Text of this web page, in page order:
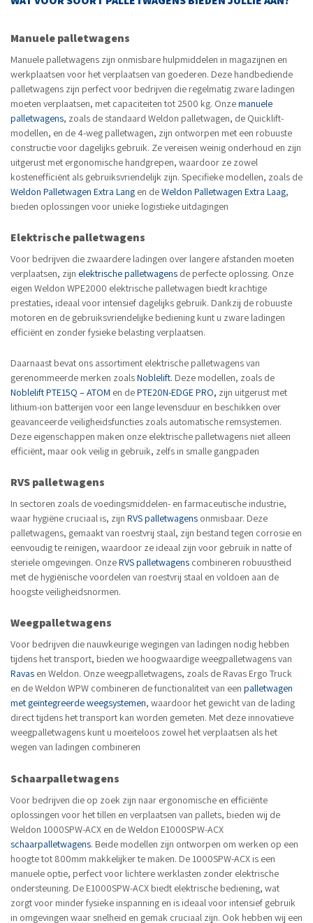
Manuele palletwagens
Manuele palletwagens zijn onmisbare hulpmiddelen in magazijnen en
werkplaatsen voor het verplaatsen van goederen. Deze handbediende
palletwagens zijn perfect voor bedrijven die regelmatig zware ladingen
moeten verplaatsen, met capaciteiten tot 2500 kg. Onzemanuele
palletwagens, zoals de standaard Weldon palletwagen, de Quicklift-
modellen, en de 4-weg palletwagen, zijn ontworpen met een robuuste
constructie voor dagelijks gebruik. Ze vereisen weinig onderhoud en zijn
uitgerust met ergonomische handgrepen, waardoor ze zowel
kostenefficiënt als gebruiksvriendelijk zijn. Specifieke modellen, zoals de
Weldon Palletwagen Extra Lang en deWeldon Palletwagen Extra Laag,
bieden oplossingen voor unieke logistieke uitdagingen
Elektrische palletwagens
Voor bedrijven die zwaardere ladingen over langere afstanden moeten
verplaatsen, zijn elektrische palletwagens de perfecte oplossing. Onze
eigen Weldon WPE2000 elektrische palletwagen biedt krachtige
prestaties, ideaal voor intensief dagelijks gebruik. Dankzij de robuuste
motoren en de gebruiksvriendelijke bediening kunt u zware ladingen
efficiënt en zonder fysieke belasting verplaatsen.
Daarnaast bevat ons assortiment elektrische palletwagens van
gerenommeerde merken zoalsNoblelift. Deze modellen, zoals de
Noblelift PTE15Q – ATOM en dePTE20N-EDGE PRO, zijn uitgerust met
lithium-ion batterijen voor een lange levensduur en beschikken over
geavanceerde veiligheidsfuncties zoals automatische remsystemen.
Deze eigenschappen maken onze elektrische palletwagens niet alleen
efficiënt, maar ook veilig in gebruik, zelfs in smalle gangpaden
RVS palletwagens
In sectoren zoals de voedingsmiddelen- en farmaceutische industrie,
waar hygiëne cruciaal is, zijn RVS palletwagens onmisbaar. Deze
palletwagens, gemaakt van roestvrij staal, zijn bestand tegen corrosie en
eenvoudig te reinigen, waardoor ze ideaal zijn voor gebruik in natte of
steriele omgevingen. OnzeRVS palletwagens combineren robuustheid
met de hygiënische voordelen van roestvrij staal en voldoen aan de
hoogste veiligheidsnormen.
Weegpalletwagens
Voor bedrijven die nauwkeurige wegingen van ladingen nodig hebben
tijdens het transport, bieden we hoogwaardige weegpalletwagens van
Ravas en Weldon. Onze weegpalletwagens, zoals de Ravas Ergo Truck
en de Weldon WPW combineren de functionaliteit van een palletwagen
met geïntegreerde weegsystemen, waardoor het gewicht van de lading
direct tijdens het transport kan worden gemeten. Met deze innovatieve
weegpalletwagens kunt u moeiteloos zowel het verplaatsen als het
wegen van ladingen combineren
Schaarpalletwagens
Voor bedrijven die op zoek zijn naar ergonomische en efficiënte
oplossingen voor het tillen en verplaatsen van pallets, bieden wij de
Weldon 1000SPW-ACX en de Weldon E1000SPW-ACX
schaarpalletwagens. Beide modellen zijn ontworpen om werken op een
hoogte tot 800mm makkelijker te maken. De 1000SPW-ACX is een
manuele optie, perfect voor lichtere werklasten zonder elektrische
ondersteuning. De E1000SPW-ACX biedt elektrische bediening, wat
zorgt voor minder fysieke inspanning en is ideaal voor intensief gebruik
in omgevingen waar snelheid en gemak cruciaal zijn. Ook hebben wij een